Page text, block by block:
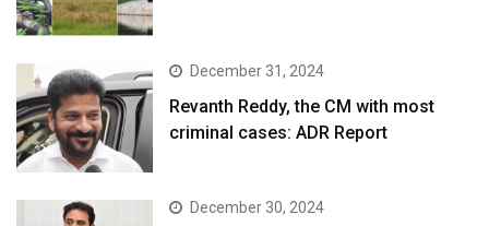
December 31, 2024
Revanth Reddy, the CM with most
criminal cases: ADR Report
December 30, 2024